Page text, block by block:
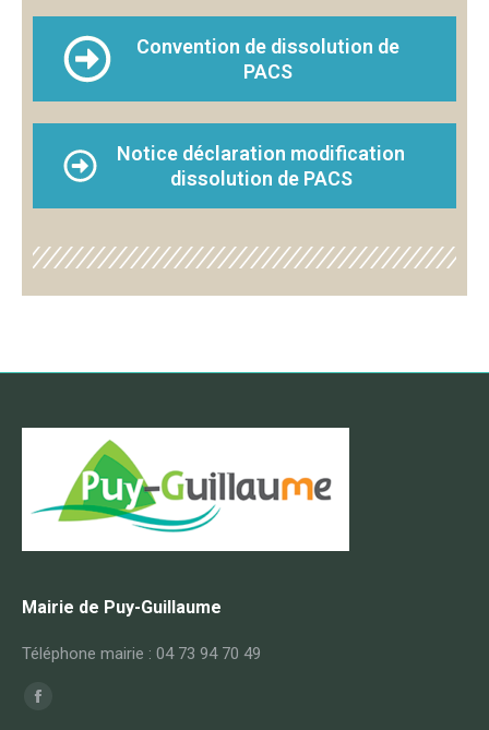
Convention de dissolution de
PACS
Notice déclaration modification
dissolution de PACS
Mairie de Puy-Guillaume
Téléphone mairie : 04 73 94 70 49
Trouvez nous sur :